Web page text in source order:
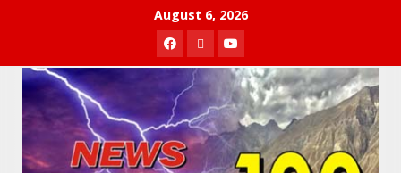
August 6, 2026
Facebook
TwitterYoutube